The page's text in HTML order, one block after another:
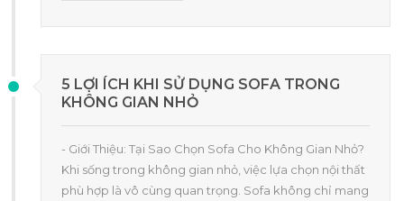
5 LỢI ÍCH KHI SỬ DỤNG SOFA TRONG
KHÔNG GIAN NHỎ
- Giới Thiệu: Tại Sao Chọn Sofa Cho Không Gian Nhỏ?
Khi sống trong không gian nhỏ, việc lựa chọn nội thất
phù hợp là vô cùng quan trọng. Sofa không chỉ mang